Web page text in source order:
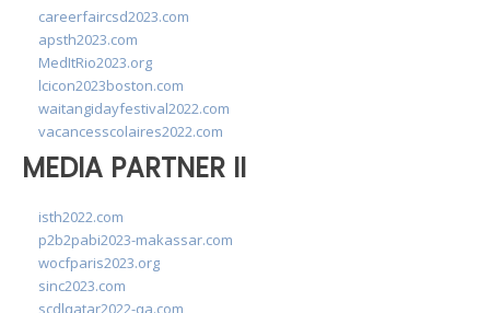
careerfaircsd2023.com
apsth2023.com
MedItRio2023.org
lcicon2023boston.com
waitangidayfestival2022.com
vacancesscolaires2022.com
MEDIA PARTNER II
isth2022.com
p2b2pabi2023-makassar.com
wocfparis2023.org
sinc2023.com
scdlqatar2022-qa.com